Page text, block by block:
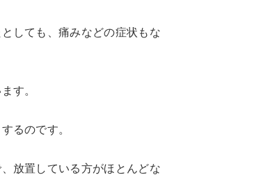
しても、痛みなどの症状もな
す。
るのです。
放置している方がほとんどな